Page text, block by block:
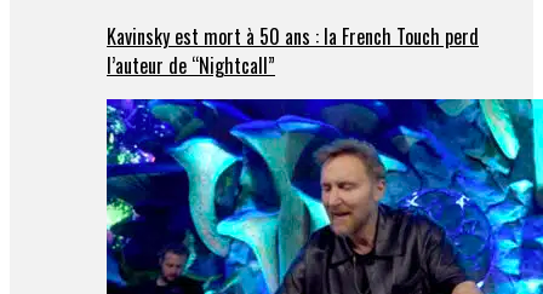
Kavinsky est mort à 50 ans : la French Touch perd
l’auteur de “Nightcall”